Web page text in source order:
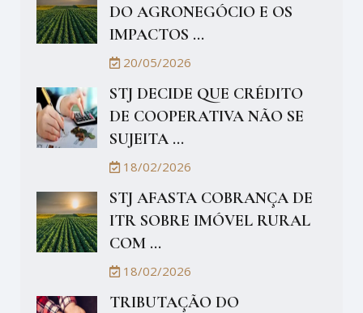
DO AGRONEGÓCIO E OS
IMPACTOS ...
20/05/2026
STJ DECIDE QUE CRÉDITO
DE COOPERATIVA NÃO SE
SUJEITA ...
18/02/2026
STJ AFASTA COBRANÇA DE
ITR SOBRE IMÓVEL RURAL
COM ...
18/02/2026
TRIBUTAÇÃO DO